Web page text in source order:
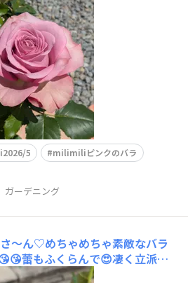
5 milimiliピンクのバラ
ガーデニング
〜ん♡めちゃめちゃ素敵なバラ
蕾もふくらんで😍凄く立派に
ございます🤗💕mahalo♡